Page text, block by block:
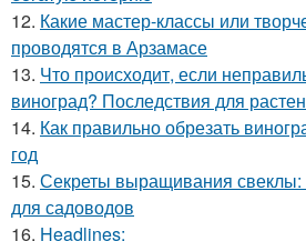
12. Какие мастер-классы или
проводятся в Арзамасе
13. Что происходит, если
виноград? Последствия для
14. Как правильно обрезать
год
15. Секреты выращивания свеклы:
для садоводов
16. Headlines: